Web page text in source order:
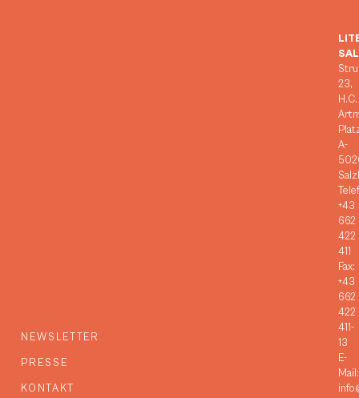
NEWSLETTER
PRESSE
KONTAKT
23,
H.C.
A-
+43
662
422
411
Fax:
+43
662
422
411-
13
E-
Mail: